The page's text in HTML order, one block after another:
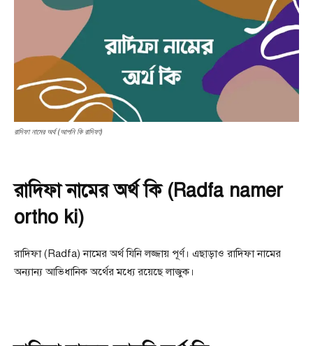
রাদিফা নামের অর্থ (আপনি কি রাদিফা)
রাদিফা নামের অর্থ কি (Radfa namer
ortho ki)
রাদিফা (Radfa) নামের অর্থ যিনি লজ্জায় পূর্ণ। এছাড়াও রাদিফা নামের
অন্যান্য আভিধানিক অর্থের মধ্যে রয়েছে লাজুক।